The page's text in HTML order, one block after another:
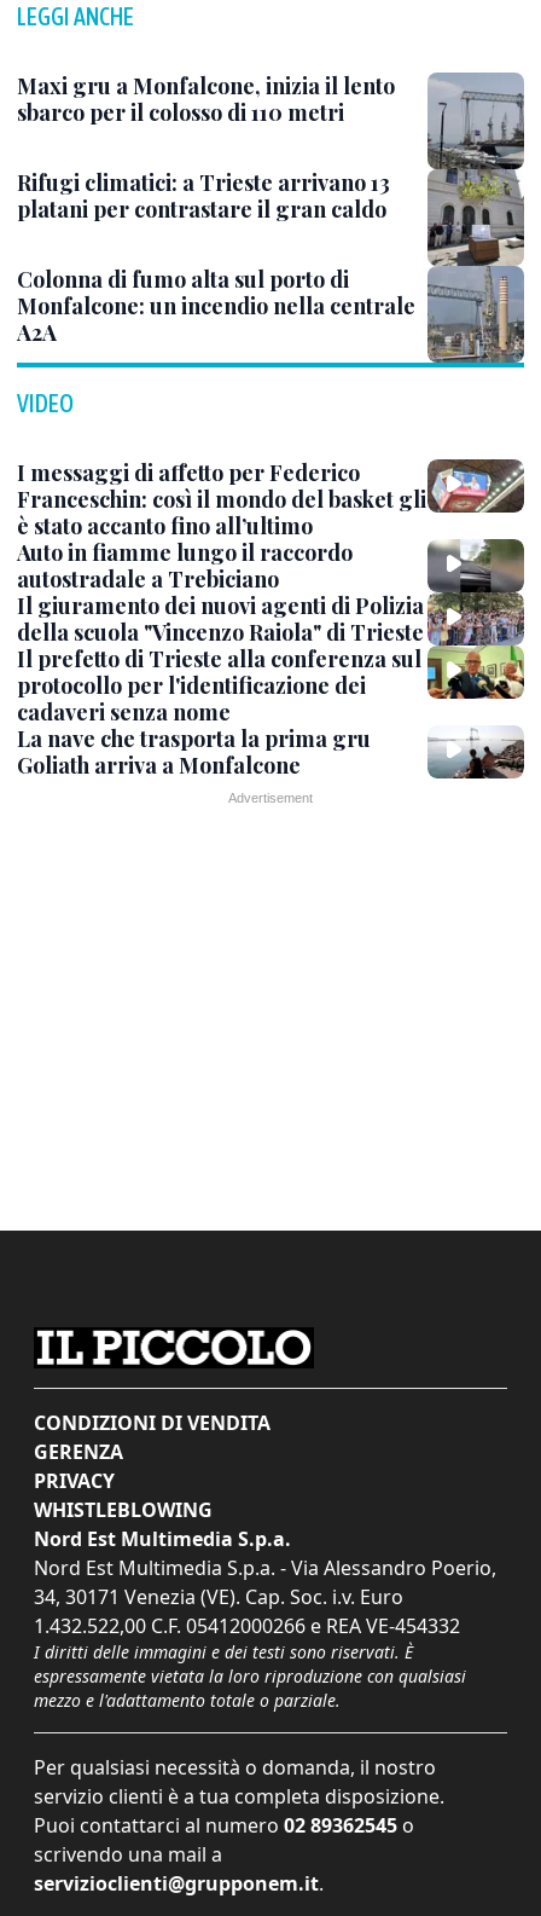
LEGGI ANCHE
Maxi gru a Monfalcone, inizia il lento
sbarco per il colosso di 110 metri
Rifugi climatici: a Trieste arrivano 13
platani per contrastare il gran caldo
Colonna di fumo alta sul porto di
Monfalcone: un incendio nella centrale
A2A
VIDEO
I messaggi di affetto per Federico
Franceschin: così il mondo del basket gli
è stato accanto fino all’ultimo
Auto in fiamme lungo il raccordo
autostradale a Trebiciano
Il giuramento dei nuovi agenti di Polizia
della scuola "Vincenzo Raiola" di Trieste
Il prefetto di Trieste alla conferenza sul
protocollo per l'identificazione dei
cadaveri senza nome
La nave che trasporta la prima gru
Goliath arriva a Monfalcone
CONDIZIONI DI VENDITA
GERENZA
PRIVACY
WHISTLEBLOWING
Nord Est Multimedia S.p.a.
Nord Est Multimedia S.p.a. - Via Alessandro Poerio,
34, 30171 Venezia (VE). Cap. Soc. i.v. Euro
1.432.522,00 C.F. 05412000266 e REA VE-454332
I diritti delle immagini e dei testi sono riservati. È
espressamente vietata la loro riproduzione con qualsiasi
mezzo e l'adattamento totale o parziale.
Per qualsiasi necessità o domanda, il nostro
servizio clienti è a tua completa disposizione.
Puoi contattarci al numero 02 89362545 o
scrivendo una mail a
servizioclienti@grupponem.it.